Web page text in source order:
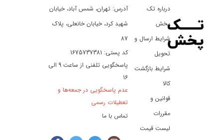
سفر
تفریح
درباره تک
پخش
شرایط ارسال و
تحویل
شرایط بازگشت
کالا
قوانین و
مقررات
لیست قیمت
آدرس: تهران، شمس آباد، خیابان
شهید کرد، خیابان خانعلی، پلاک
87
کد پستی: 1675737381
پاسخگویی تلفنی از ساعت 9 الی
16
عدم پاسخگویی در جمعه‌ها و
تعطیلات رسمی
تماس با ما